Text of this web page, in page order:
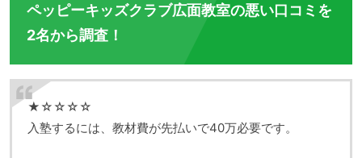
ペッピーキッズクラブ広面教室の悪い口コミを
2名から調査！
★☆☆☆☆
入塾するには、教材費が先払いで40万必要です。